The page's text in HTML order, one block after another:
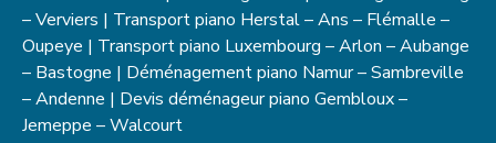
– Verviers | Transport piano Herstal – Ans – Flémalle –
Oupeye | Transport piano Luxembourg – Arlon – Aubange
– Bastogne | Déménagement piano Namur– Sambreville
– Andenne | Devis déménageur piano Gembloux –
Jemeppe – Walcourt